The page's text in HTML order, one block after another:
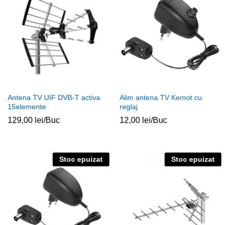
Antena TV UIF DVB-T activa
15elemente
129,00 lei/Buc
Alim antena TV Kemot cu
reglaj
12,00 lei/Buc
Stoc epuizat Stoc epuizat